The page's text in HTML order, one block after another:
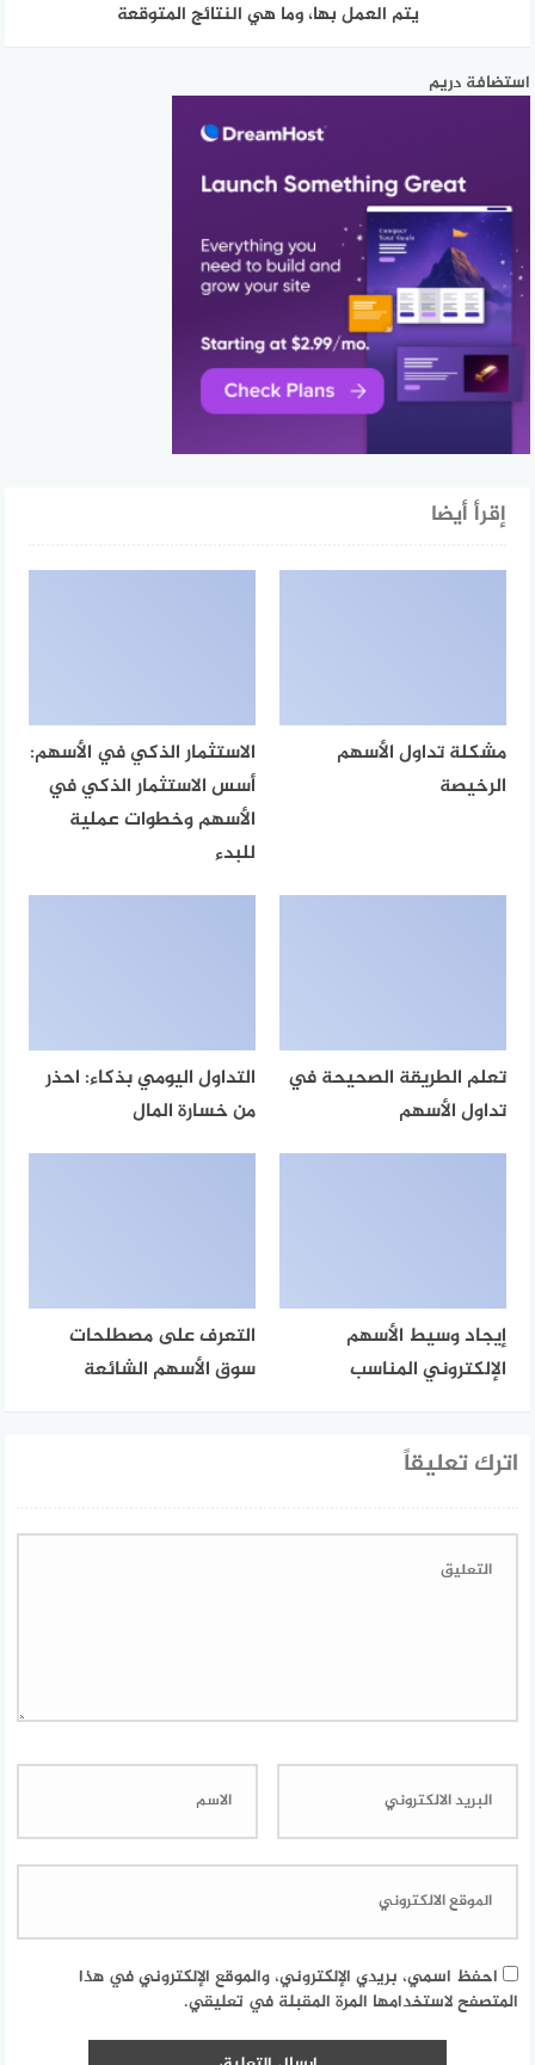
يتم العمل بها، وما هي النتائج المتوقعة
استضافة دريم
إقرأ أيضا
مشكلة تداول الأسهم
الرخيصة
الاستثمار الذكي في الأسهم:
أسس الاستثمار الذكي في
الأسهم وخطوات عملية
للبدء
تعلم الطريقة الصحيحة في
تداول الأسهم
التداول اليومي بذكاء: احذر
من خسارة المال
إيجاد وسيط الأسهم
الإلكتروني المناسب
التعرف على مصطلحات
سوق الأسهم الشائعة
اترك تعليقاً
احفظ اسمي، بريدي الإلكتروني، والموقع الإلكتروني في هذا
المتصفح لاستخدامها المرة المقبلة في تعليقي.